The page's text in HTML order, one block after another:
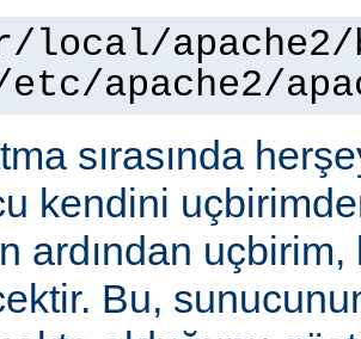
local/
apache2/
sırasında
kendini
ardından
Bu,